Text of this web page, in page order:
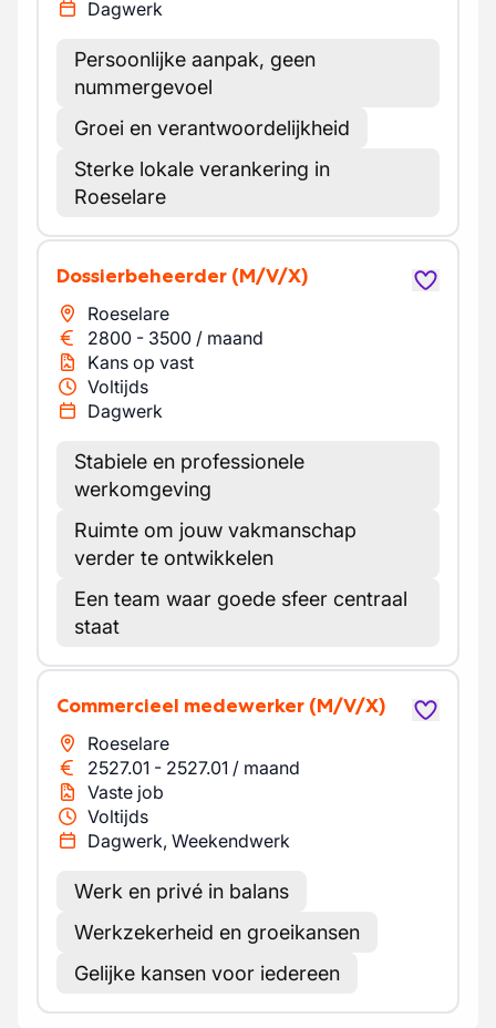
Dagwerk
Persoonlijke aanpak, geen
nummergevoel
Groei en verantwoordelijkheid
Sterke lokale verankering in
Roeselare
Dossierbeheerder (M/V/X)
Roeselare
2800 - 3500 / maand
Kans op vast
Voltijds
Dagwerk
Stabiele en professionele
werkomgeving
Ruimte om jouw vakmanschap
verder te ontwikkelen
Een team waar goede sfeer centraal
staat
Commercieel medewerker (M/V/X)
Roeselare
2527.01 - 2527.01 / maand
Vaste job
Voltijds
Dagwerk, Weekendwerk
Werk en privé in balans
Werkzekerheid en groeikansen
Gelijke kansen voor iedereen